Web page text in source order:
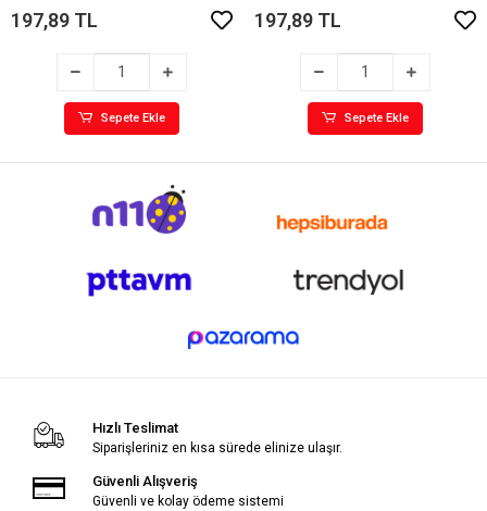
197,89 TL
Sepete Ekle
197,89 TL
Sepete Ekle
Hızlı Teslimat
Siparişleriniz en kısa sürede elinize ulaşır.
Güvenli Alışveriş
Güvenli ve kolay ödeme sistemi